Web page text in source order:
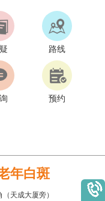
路线
预约
年白斑
天成大厦旁）